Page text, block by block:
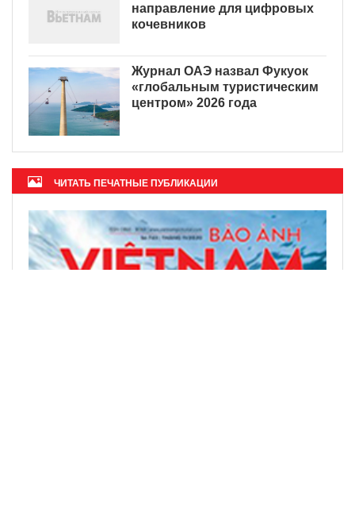
направление для цифровых
кочевников
Журнал ОАЭ назвал Фукуок
«глобальным туристическим
центром» 2026 года
ЧИТАТЬ ПЕЧАТНЫЕ ПУБЛИКАЦИИ